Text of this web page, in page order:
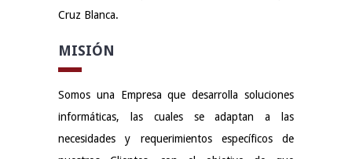
Cruz Blanca.
MISIÓN
Somos una Empresa que desarrolla soluciones
informáticas, las cuales se adaptan a las
necesidades y requerimientos específicos de